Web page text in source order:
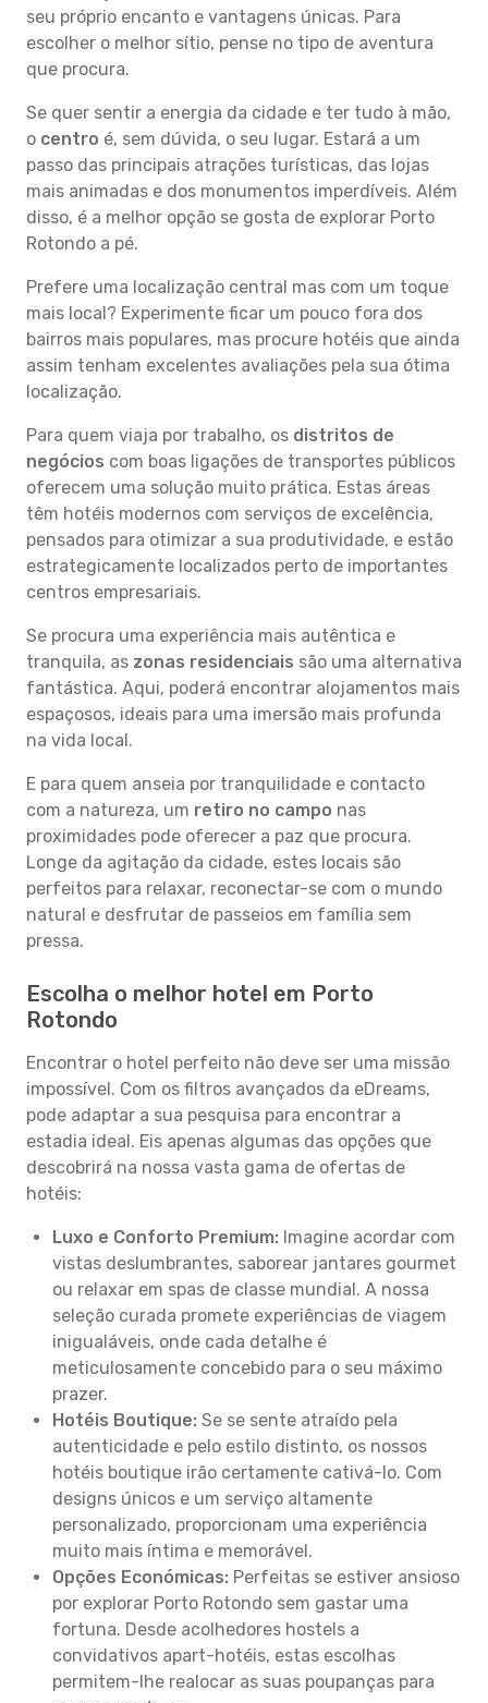
seu próprio encanto e vantagens únicas. Para
escolher o melhor sítio, pense no tipo de aventura
que procura.
Se quer sentir a energia da cidade e ter tudo à mão,
o centro é, sem dúvida, o seu lugar. Estará a um
passo das principais atrações turísticas, das lojas
mais animadas e dos monumentos imperdíveis. Além
disso, é a melhor opção se gosta de explorar Porto
Rotondo a pé.
Prefere uma localização central mas com um toque
mais local? Experimente ficar um pouco fora dos
bairros mais populares, mas procure hotéis que ainda
assim tenham excelentes avaliações pela sua ótima
localização.
Para quem viaja por trabalho, os distritos de
negócios com boas ligações de transportes públicos
oferecem uma solução muito prática. Estas áreas
têm hotéis modernos com serviços de excelência,
pensados para otimizar a sua produtividade, e estão
estrategicamente localizados perto de importantes
centros empresariais.
Se procura uma experiência mais autêntica e
tranquila, as zonas residenciais são uma alternativa
fantástica. Aqui, poderá encontrar alojamentos mais
espaçosos, ideais para uma imersão mais profunda
na vida local.
E para quem anseia por tranquilidade e contacto
com a natureza, um retiro no campo nas
proximidades pode oferecer a paz que procura.
Longe da agitação da cidade, estes locais são
perfeitos para relaxar, reconectar-se com o mundo
natural e desfrutar de passeios em família sem
pressa.
Escolha o melhor hotel em Porto
Rotondo
Encontrar o hotel perfeito não deve ser uma missão
impossível. Com os filtros avançados da eDreams,
pode adaptar a sua pesquisa para encontrar a
estadia ideal. Eis apenas algumas das opções que
descobrirá na nossa vasta gama de ofertas de
hotéis:
Luxo e Conforto Premium: Imagine acordar com
vistas deslumbrantes, saborear jantares gourmet
ou relaxar em spas de classe mundial. A nossa
seleção curada promete experiências de viagem
inigualáveis, onde cada detalhe é
meticulosamente concebido para o seu máximo
prazer.
Hotéis Boutique: Se se sente atraído pela
autenticidade e pelo estilo distinto, os nossos
hotéis boutique irão certamente cativá-lo. Com
designs únicos e um serviço altamente
personalizado, proporcionam uma experiência
muito mais íntima e memorável.
Opções Económicas: Perfeitas se estiver ansioso
por explorar Porto Rotondo sem gastar uma
fortuna. Desde acolhedores hostels a
convidativos apart-hotéis, estas escolhas
permitem-lhe realocar as suas poupanças para